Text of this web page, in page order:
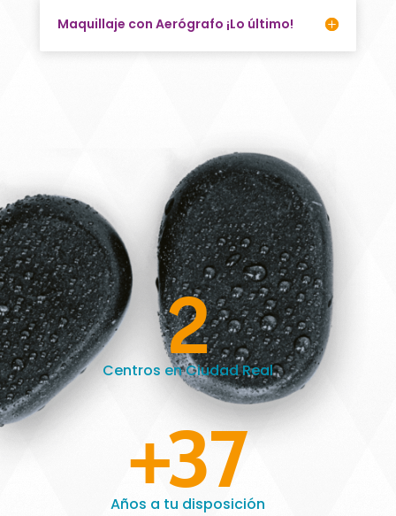
Maquillaje con Aerógrafo ¡Lo último!
2
Centros en Ciudad Real
+37
Años a tu disposición